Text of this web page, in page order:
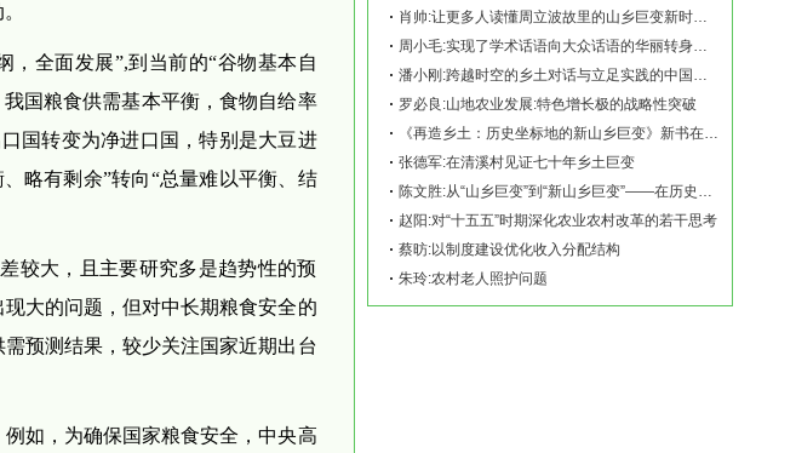
全面发展”,到当前的“谷物基本自
国粮食供需基本平衡，食物自给率
国转变为净进口国，特别是大豆进
略有剩余”转向“总量难以平衡、结
较大，且主要研究多是趋势性的预
大的问题，但对中长期粮食安全的
预测结果，较少关注国家近期出台
如，为确保国家粮食安全，中央高
肖帅:让更多人读懂周立波故里的山乡巨变新时代故事——《再造乡土:历史坐标地的新山乡巨
周小毛:实现了学术话语向大众话语的华丽转身——《再造乡土:历史坐标地的新山乡巨变》新
潘小刚:跨越时空的乡土对话与立足实践的中国故事——《再造乡土:历史坐标地的新山乡巨变
罗必良:山地农业发展:特色增长极的战略性突破
《再造乡土：历史坐标地的新山乡巨变》新书在赫山清溪村首发
张德军:在清溪村见证七十年乡土巨变
陈文胜:从“山乡巨变”到“新山乡巨变”——在历史坐标地观察中国乡村现代化
赵阳:对“十五五”时期深化农业农村改革的若干思考
蔡昉:以制度建设优化收入分配结构
朱玲:农村老人照护问题